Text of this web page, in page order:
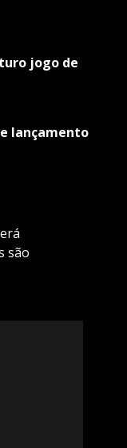
jogo de
lançamento
são